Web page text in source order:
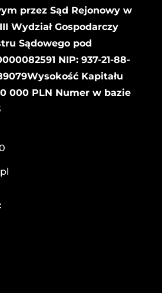
przez Sąd Rejonowy w
Wydział Gospodarczy
Sądowego pod
NIP: 937-21-88-
Kapitału
000 PLN Numer w bazie